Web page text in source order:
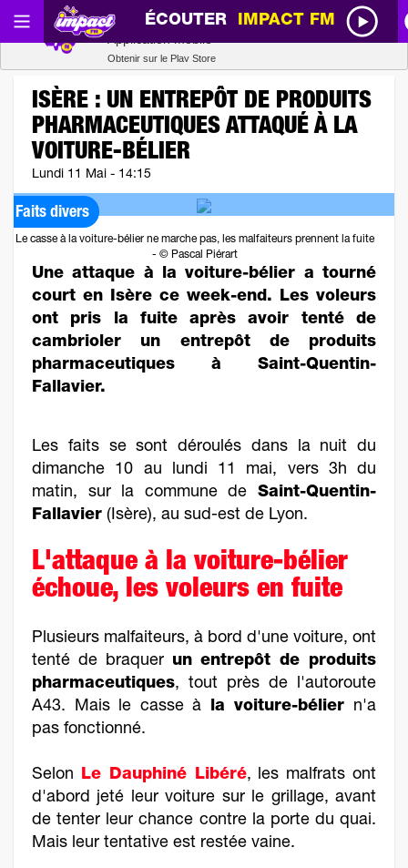
ÉCOUTER IMPACT FM
ISÈRE : UN ENTREPÔT DE PRODUITS
PHARMACEUTIQUES ATTAQUÉ À LA
VOITURE-BÉLIER
Lundi 11 Mai - 14:15
Faits divers
Le casse à la voiture-bélier ne marche pas, les malfaiteurs prennent la fuite
- © Pascal Piérart
Une attaque à la voiture-bélier a tourné
court en Isère ce week-end. Les voleurs
ont pris la fuite après avoir tenté de
cambrioler un entrepôt de produits
pharmaceutiques à Saint-Quentin-
Fallavier.
Les faits se sont déroulés dans la nuit du
dimanche 10 au lundi 11 mai, vers 3h du
matin, sur la commune de Saint-Quentin-
Fallavier (Isère), au sud-est de Lyon.
L'attaque à la voiture-bélier
échoue, les voleurs en fuite
Plusieurs malfaiteurs, à bord d'une voiture, ont
tenté de braquer un entrepôt de produits
pharmaceutiques, tout près de l'autoroute
A43. Mais le casse à la voiture-bélier n'a
pas fonctionné.
Selon Le Dauphiné Libéré, les malfrats ont
d'abord jeté leur voiture sur le grillage, avant
de tenter leur chance contre la porte du quai.
Mais leur tentative est restée vaine.
Radio SCOOP
Obtenir sur le Play Store
Télécharger